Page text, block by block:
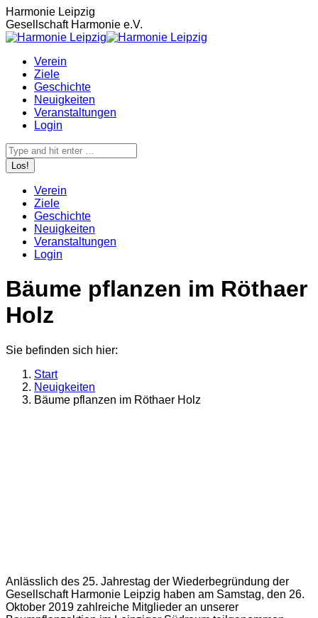
Zum
Inhalt
springen
Harmonie Leipzig
Gesellschaft Harmonie e.V.
Verein
Ziele
Geschichte
Neuigkeiten
Veranstaltungen
Login
Search:
Verein
Ziele
Geschichte
Neuigkeiten
Veranstaltungen
Login
Bäume pflanzen im Röthaer
Holz
Sie befinden sich hier:
Start
Neuigkeiten
Bäume pflanzen im Röthaer Holz
Anlässlich des 25. Jahrestag der Wiederbegründung der
Gesellschaft Harmonie Leipzig haben am Samstag, den 26.
Oktober 2019 zahlreiche Mitglieder an unserer